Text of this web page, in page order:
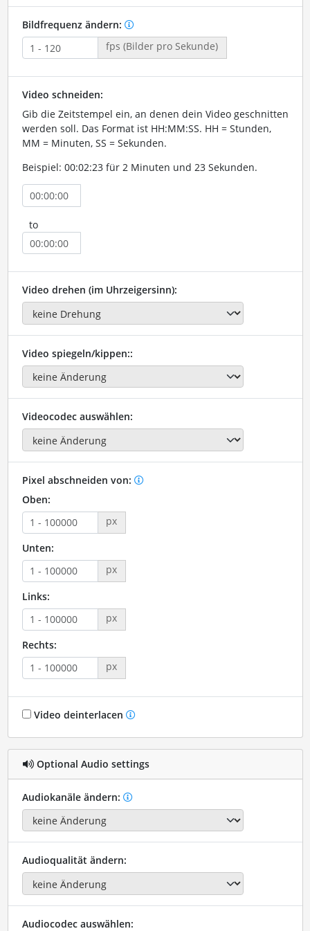
Bildfrequenz ändern:
fps (Bilder pro Sekunde)
Video schneiden:
Gib die Zeitstempel ein, an denen dein Video geschnitten
werden soll. Das Format ist HH:MM:SS. HH = Stunden,
MM = Minuten, SS = Sekunden.
Beispiel: 00:02:23 für 2 Minuten und 23 Sekunden.
to
Video drehen (im Uhrzeigersinn):
Video spiegeln/kippen::
Videocodec auswählen:
Pixel abschneiden von:
Oben:
px
Unten:
px
Links:
px
Rechts:
px
Video deinterlacen
Optional Audio settings
Audiokanäle ändern:
Audioqualität ändern:
Audiocodec auswählen: